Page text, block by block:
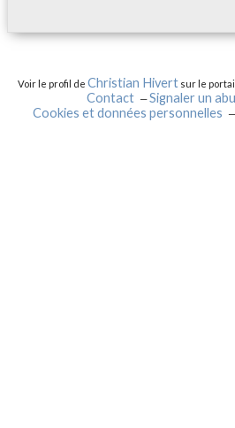
Voir le profil deChristian Hivert sur le
Contact
Signaler un
Cookies et données personnelles